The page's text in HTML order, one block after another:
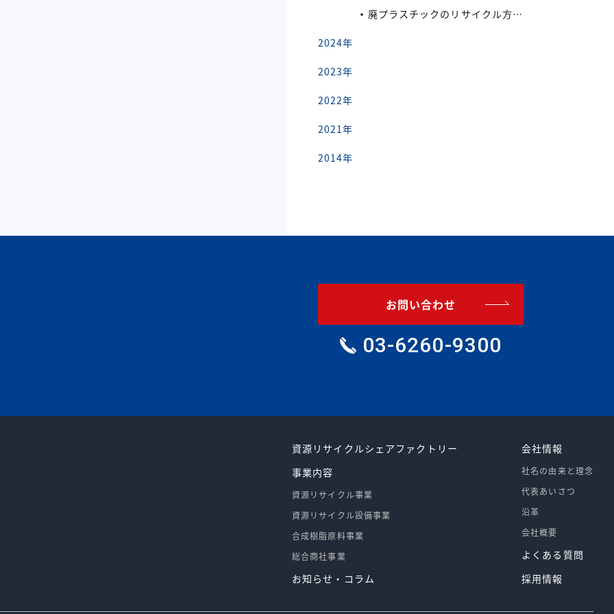
廃プラスチックのリサイクル方法と再利用の流れ
2024年
2023年
2022年
2021年
2014年
お問い合わせ
03-6260-9300
資源リサイクルシェアファクトリー
事業内容
資源リサイクル事業
資源リサイクル設備事業
合成樹脂原料事業
総合商社事業
お知らせ・コラム
会社情報
社名の由来と理念
代表あいさつ
沿革
会社概要
よくある質問
採用情報